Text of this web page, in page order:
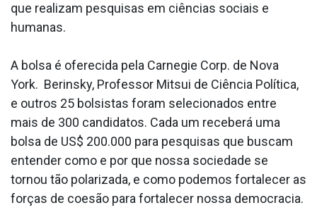
que realizam pesquisas em ciências sociais e
humanas.
A bolsa é oferecida pela Carnegie Corp. de Nova
York. Berinsky, Professor Mitsui de Ciência Política,
e outros 25 bolsistas foram selecionados entre
mais de 300 candidatos. Cada um receberá uma
bolsa de US$ 200.000 para pesquisas que buscam
entender como e por que nossa sociedade se
tornou tão polarizada, e como podemos fortalecer as
forças de coesão para fortalecer nossa democracia.